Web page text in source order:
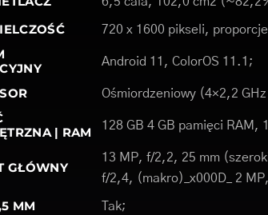
720 x 1600 pikseli,
Android 11, ColorOS 11.1;
Ośmiordzeniowy (4×2,2
| RAM
128 GB 4 GB pamięci RAM,
GŁÓWNY
13 MP, f/2,2, 25 mm
f/2,4, (makro)_x000D_ 2
MM Tak;